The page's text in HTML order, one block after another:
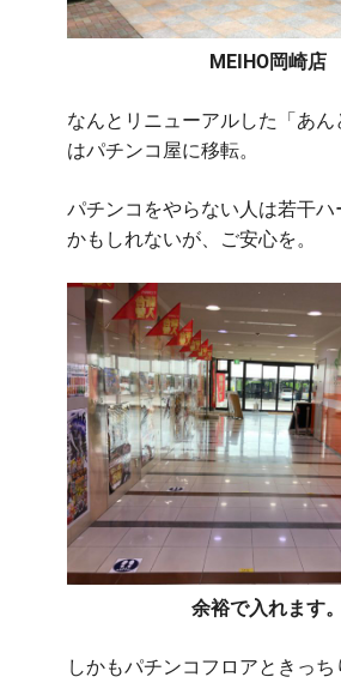
MEIHO岡崎店
なんとリニューアルした「あん
はパチンコ屋に移転。
パチンコをやらない人は若干ハ
かもしれないが、ご安心を。
余裕で入れます。
しかもパチンコフロアときっ